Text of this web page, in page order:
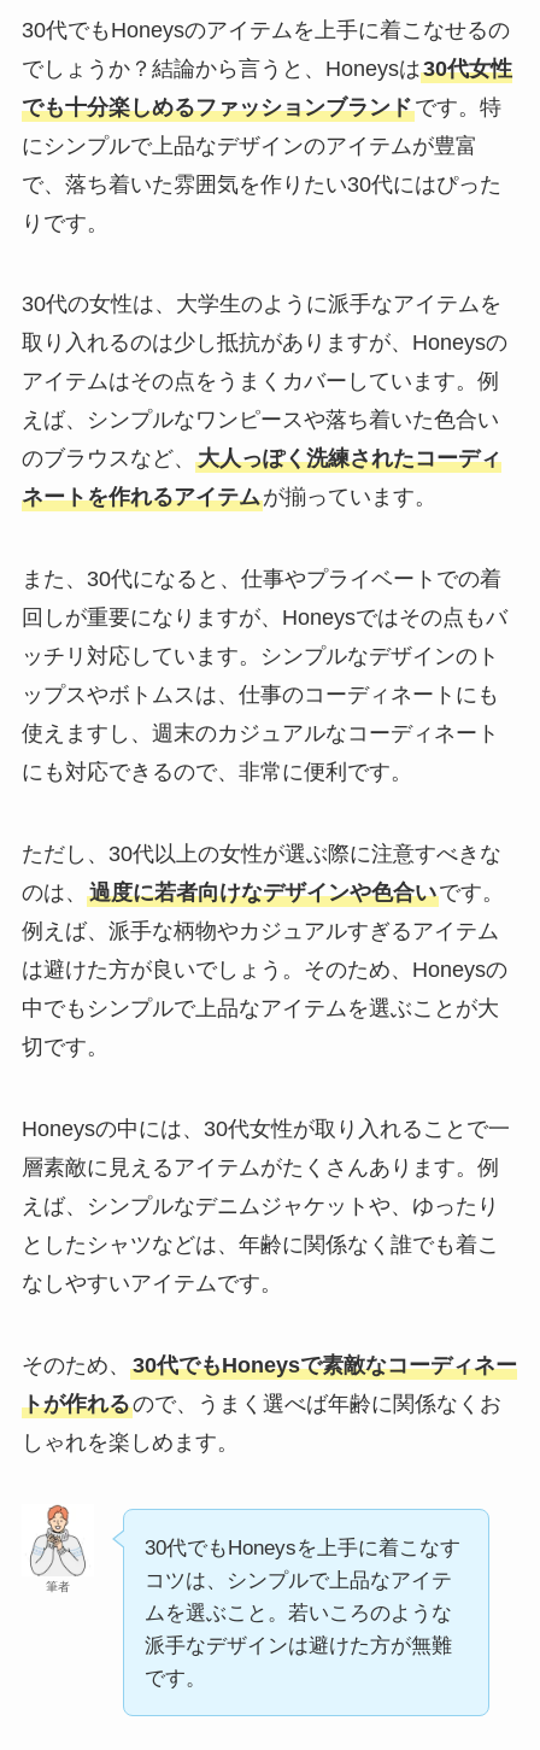
30代でもHoneysのアイテムを上手に着こなせるの
でしょうか？結論から言うと、Honeysは30代女性
でも十分楽しめるファッションブランドです。特
にシンプルで上品なデザインのアイテムが豊富
で、落ち着いた雰囲気を作りたい30代にはぴった
りです。
30代の女性は、大学生のように派手なアイテムを
取り入れるのは少し抵抗がありますが、Honeysの
アイテムはその点をうまくカバーしています。例
えば、シンプルなワンピースや落ち着いた色合い
のブラウスなど、 大人っぽく洗練されたコーディ
ネートを作れるアイテムが揃っています。
また、30代になると、仕事やプライベートでの着
回しが重要になりますが、Honeysではその点もバ
ッチリ対応しています。シンプルなデザインのト
ップスやボトムスは、仕事のコーディネートにも
使えますし、週末のカジュアルなコーディネート
にも対応できるので、非常に便利です。
ただし、30代以上の女性が選ぶ際に注意すべきな
のは、 過度に若者向けなデザインや色合いです。
例えば、派手な柄物やカジュアルすぎるアイテム
は避けた方が良いでしょう。そのため、Honeysの
中でもシンプルで上品なアイテムを選ぶことが大
切です。
Honeysの中には、30代女性が取り入れることで一
層素敵に見えるアイテムがたくさんあります。例
えば、シンプルなデニムジャケットや、ゆったり
としたシャツなどは、年齢に関係なく誰でも着こ
なしやすいアイテムです。
そのため、 30代でもHoneysで素敵なコーディネー
トが作れるので、うまく選べば年齢に関係なくお
しゃれを楽しめます。
筆者
30代でもHoneysを上手に着こなす
コツは、シンプルで上品なアイテ
ムを選ぶこと。若いころのような
派手なデザインは避けた方が無難
です。